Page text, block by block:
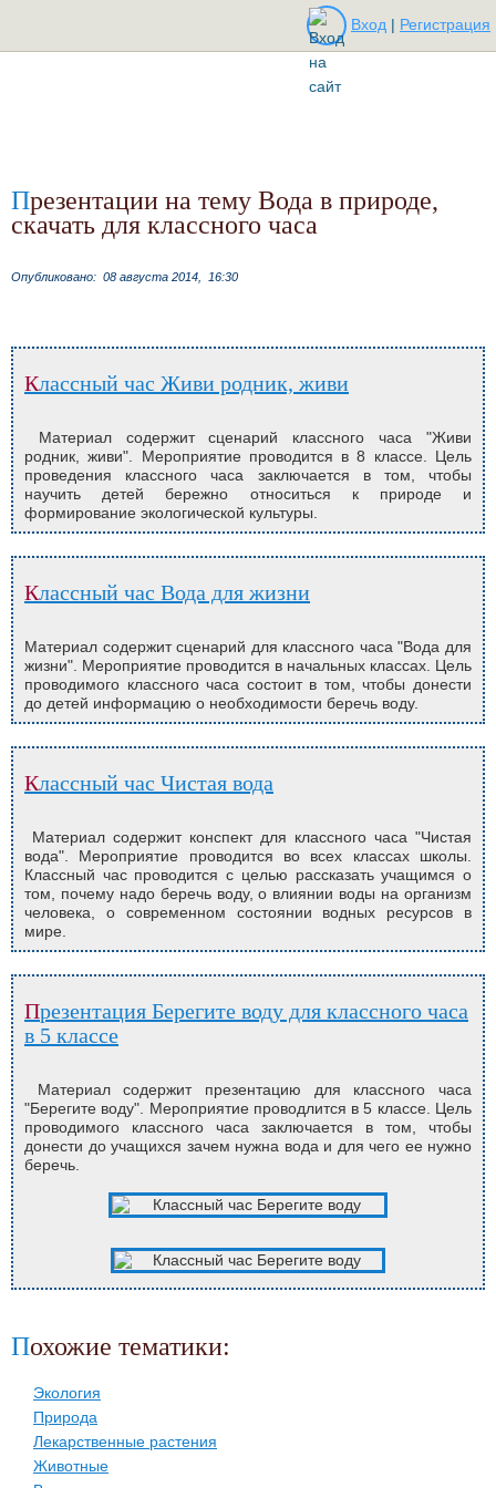
Вход | Регистрация
Презентации на тему Вода в природе,
скачать для классного часа
Опубликовано: 08 августа 2014, 16:30
Классный час Живи родник, живи
Материал содержит сценарий классного часа "Живи
родник, живи". Мероприятие проводится в 8 классе. Цель
проведения классного часа заключается в том, чтобы
научить детей бережно относиться к природе и
формирование экологической культуры.
Классный час Вода для жизни
Материал содержит сценарий для классного часа "Вода для
жизни". Мероприятие проводится в начальных классах. Цель
проводимого классного часа состоит в том, чтобы донести
до детей информацию о необходимости беречь воду.
Классный час Чистая вода
Материал содержит конспект для классного часа "Чистая
вода". Мероприятие проводится во всех классах школы.
Классный час проводится с целью рассказать учащимся о
том, почему надо беречь воду, о влиянии воды на организм
человека, о современном состоянии водных ресурсов в
мире.
Презентация Берегите воду для классного часа
в 5 классе
Материал содержит презентацию для классного часа
"Берегите воду". Мероприятие проводлится в 5 классе. Цель
проводимого классного часа заключается в том, чтобы
донести до учащихся зачем нужна вода и для чего ее нужно
беречь.
Похожие тематики:
Экология
Природа
Лекарственные растения
Животные